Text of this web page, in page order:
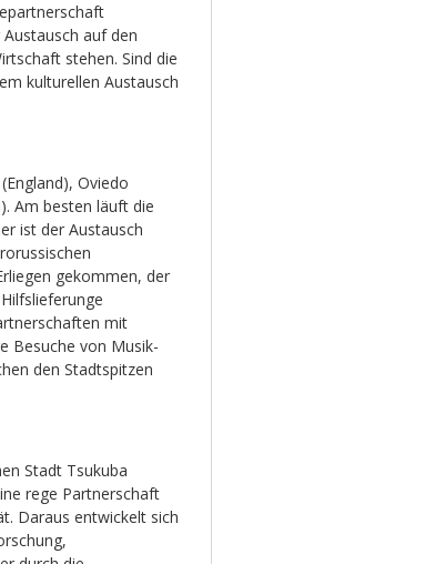
auf den
stehen. Sind die
kulturellen Austausch
Oviedo
Am besten läuft die
ist der Austausch
gekommen, der
mit
Besuche von Musik-
den Stadtspitzen
Stadt Tsukuba
rege Partnerschaft
Daraus entwickelt sich